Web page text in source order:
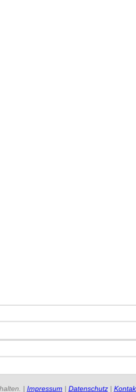
| Impressum | Datenschutz|